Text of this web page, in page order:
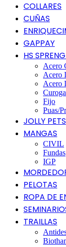
COLLARES
CUÑAS
GAPPAY
HS
Acero
Acero
Acero
Fijo
Puas/
JOLLY PETS
MANGAS
CIVIL
Fundas
IGP
PELOTAS
ROPA DE
TRAILLAS